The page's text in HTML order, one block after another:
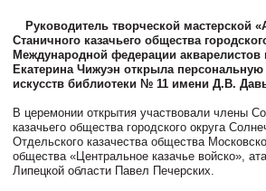
Руководитель творческой мастерской
Станичного казачьего общества
Международной федерации
Екатерина Чижуэн открыла
искусств библиотеки № 11 имени Д.В.
В церемонии открытия участвовали члены
казачьего общества городского округа
Отдельского казачества общества
общества «Центральное казачье войско»,
Липецкой области Павел Печерских.